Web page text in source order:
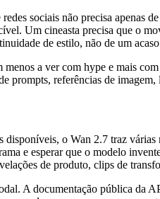
sociais não precisa
Um cineasta precisa que o
de estilo, não de um
menos a ver com hype e mais
prompts, referências de
disponíveis, o Wan 2.7 traz
e esperar que o modelo
de produto, clips de
A documentação pública da